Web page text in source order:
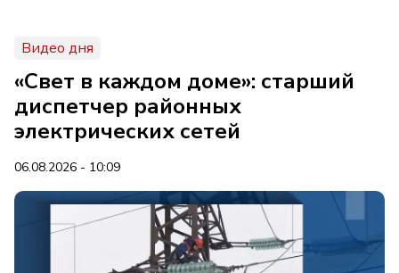
Видео дня
«Свет в каждом доме»: старший
диспетчер районных
электрических сетей
06.08.2026 - 10:09